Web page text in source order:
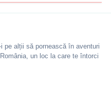
pe alții să pornească în aventuri
un loc la care te întorci